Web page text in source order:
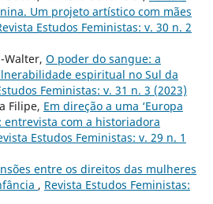
Um projeto artístico com mães
Estudos Feministas: v. 30 n. 2
Walter, O poder do sangue: a
espiritual no Sul da
Feministas: v. 31 n. 3 (2023)
Filipe, Em direção a uma ‘Europa
entrevista com a historiadora
Estudos Feministas: v. 29 n. 1
entre os direitos das mulheres
, Revista Estudos Feministas: